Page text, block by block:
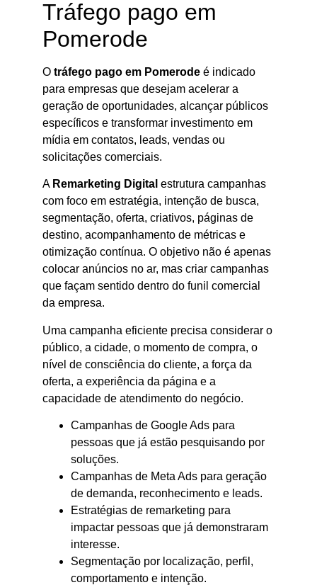
Tráfego pago em
Pomerode
O tráfego pago em Pomerode é indicado
para empresas que desejam acelerar a
geração de oportunidades, alcançar públicos
específicos e transformar investimento em
mídia em contatos, leads, vendas ou
solicitações comerciais.
A Remarketing Digital estrutura campanhas
com foco em estratégia, intenção de busca,
segmentação, oferta, criativos, páginas de
destino, acompanhamento de métricas e
otimização contínua. O objetivo não é apenas
colocar anúncios no ar, mas criar campanhas
que façam sentido dentro do funil comercial
da empresa.
Uma campanha eficiente precisa considerar o
público, a cidade, o momento de compra, o
nível de consciência do cliente, a força da
oferta, a experiência da página e a
capacidade de atendimento do negócio.
Campanhas de Google Ads para
pessoas que já estão pesquisando por
soluções.
Campanhas de Meta Ads para geração
de demanda, reconhecimento e leads.
Estratégias de remarketing para
impactar pessoas que já demonstraram
interesse.
Segmentação por localização, perfil,
comportamento e intenção.